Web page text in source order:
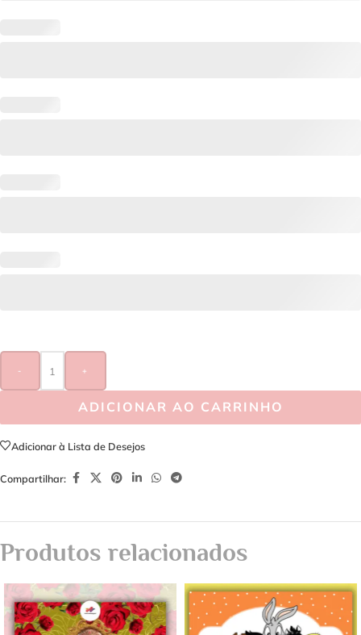
- +
ADICIONAR AO CARRINHO
Adicionar à Lista de Desejos
Compartilhar:
Produtos relacionados